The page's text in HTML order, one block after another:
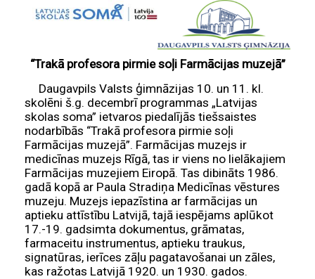
“Trakā profesora pirmie soļi Farmācijas muzejā”
Daugavpils Valsts ģimnāzijas 10. un 11. kl.
skolēni š.g. decembrī programmas „Latvijas
skolas soma” ietvaros piedalījās tiešsaistes
nodarbībās “Trakā profesora pirmie soļi
Farmācijas muzejā”. Farmācijas muzejs ir
medicīnas muzejs Rīgā, tas ir viens no lielākajiem
Farmācijas muzejiem Eiropā. Tas dibināts 1986.
gadā kopā ar Paula Stradiņa Medicīnas vēstures
muzeju. Muzejs iepazīstina ar farmācijas un
aptieku attīstību Latvijā, tajā iespējams aplūkot
17.-19. gadsimta dokumentus, grāmatas,
farmaceitu instrumentus, aptieku traukus,
signatūras, ierīces zāļu pagatavošanai un zāles,
kas ražotas Latvijā 1920. un 1930. gados.